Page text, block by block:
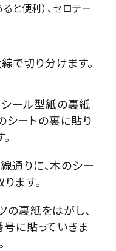
と便利）、セロテー
で切り分けます。
ール型紙の裏紙
シートの裏に貼り
通りに、木のシー
ます。
の裏紙をはがし、
に貼っていきま